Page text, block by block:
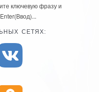
ключевую фразу и
СЕТЯХ: